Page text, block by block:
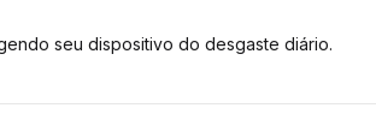
seu dispositivo do desgaste diário.